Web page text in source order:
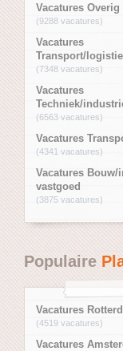
Vacatures Overig
(9288 vacatures)
Vacatures
Transport/
(7348 vacatures)
Vacatures
Techniek/
(6563 vacatures)
Vacatures
(4341 vacatures)
Vacatures Bouw/
vastgoed
(3875 vacatures)
Populaire
Vacatures
(4519 vacatures)
Vacatures